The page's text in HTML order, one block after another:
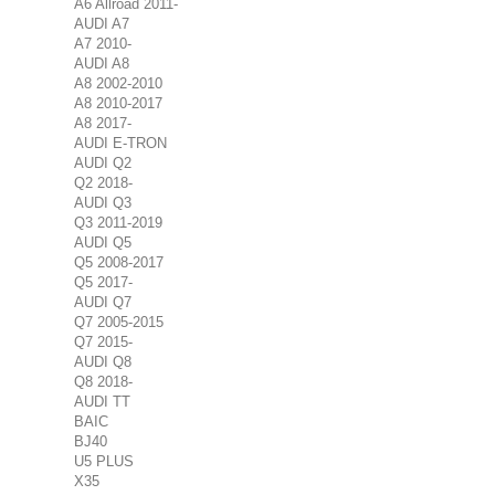
A6 Allroad 2011-
AUDI A7
A7 2010-
AUDI A8
A8 2002-2010
A8 2010-2017
A8 2017-
AUDI E-TRON
AUDI Q2
Q2 2018-
AUDI Q3
Q3 2011-2019
AUDI Q5
Q5 2008-2017
Q5 2017-
AUDI Q7
Q7 2005-2015
Q7 2015-
AUDI Q8
Q8 2018-
AUDI TT
BAIC
BJ40
U5 PLUS
X35